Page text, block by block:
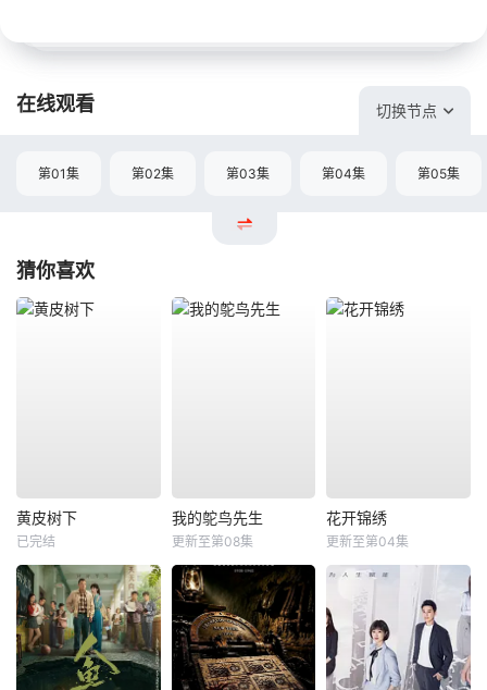
在线观看 切换节点
第01集 第02集 第03集 第04集 第05集
猜你喜欢
黄皮树下
已完结
我的鸵鸟先生
更新至第08集
花开锦绣
更新至第04集